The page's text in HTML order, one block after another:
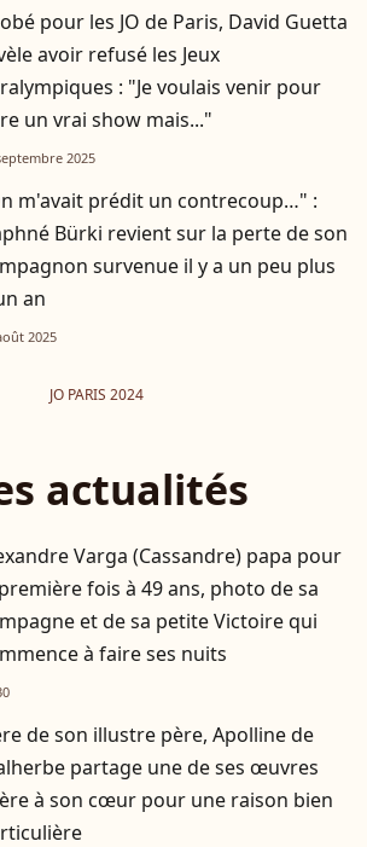
pour les JO de Paris, David Guetta
avoir refusé les Jeux
: "Je voulais venir pour
un vrai show mais..."
2025
m'avait prédit un contrecoup…" :
Bürki revient sur la perte de son
survenue il y a un peu plus
an
2025
JO PARIS 2024
actualités
Varga (Cassandre) papa pour
fois à 49 ans, photo de sa
et de sa petite Victoire qui
à faire ses nuits
de son illustre père, Apolline de
partage une de ses œuvres
à son cœur pour une raison bien